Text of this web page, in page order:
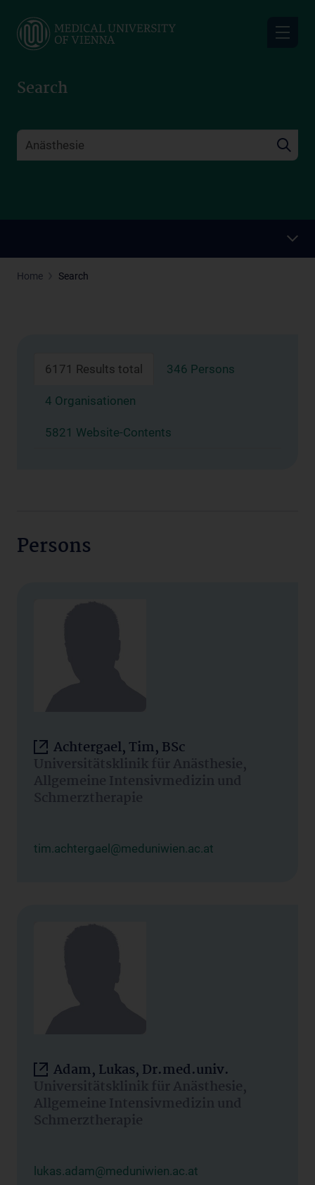
main
Search
Home Search
6171 Results total 346 Persons
4 Organisationen
5821 Website-Contents
Persons
Achtergael, Tim, BSc
Universitätsklinik für Anästhesie,
Allgemeine Intensivmedizin und
Schmerztherapie
tim.achtergael@meduniwien.ac.at
Adam, Lukas, Dr.med.univ.
Universitätsklinik für Anästhesie,
Allgemeine Intensivmedizin und
Schmerztherapie
lukas.adam@meduniwien.ac.at